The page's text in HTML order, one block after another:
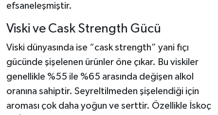
efsaneleşmiştir.
Viski ve Cask Strength Gücü
Viski dünyasında ise “cask strength” yani fıçı
gücünde şişelenen ürünler öne çıkar. Bu viskiler
genellikle %55 ile %65 arasında değişen alkol
oranına sahiptir. Seyreltilmeden şişelendiği için
aroması çok daha yoğun ve serttir. Özellikle İskoç